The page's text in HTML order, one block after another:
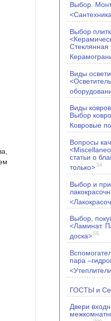
Выбор.
Выбор
Стеклянная
Виды
Виды
Выбор
Ковровые
Вопросы
статьи о
только>34
Выбор и
Выбор,
<Ламинат.
доска>55
пара
ГОСТЫ и
Двери